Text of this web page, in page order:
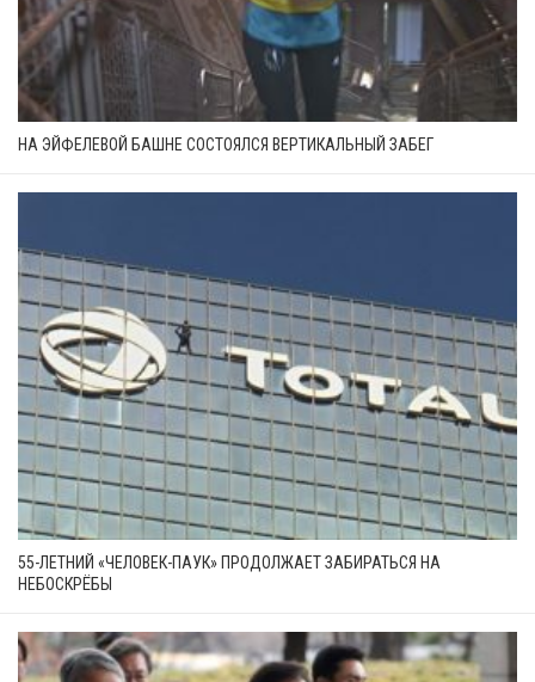
НА ЭЙФЕЛЕВОЙ БАШНЕ СОСТОЯЛСЯ ВЕРТИКАЛЬНЫЙ ЗАБЕГ
55-ЛЕТНИЙ «ЧЕЛОВЕК-ПАУК» ПРОДОЛЖАЕТ ЗАБИРАТЬСЯ НА
НЕБОСКРЁБЫ